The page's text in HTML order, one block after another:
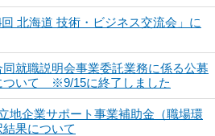
北海道 技術・ビジネス交流会」に
就職説明会事業委託業務に係る公募
ついて ※9/15に終了しました
地企業サポート事業補助金（職場環
果について